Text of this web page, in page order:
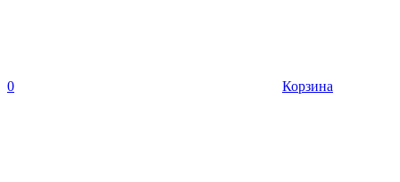
0 Корзина